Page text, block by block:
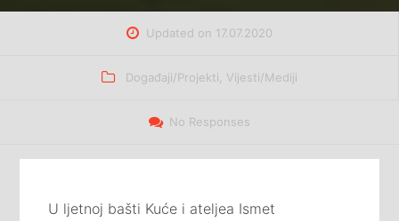
Updated on 17.07.2020
Categories
Događaji/Projekti Vijesti/Mediji
No Responses
U ljetnoj bašti Kuće i ateljea Ismet